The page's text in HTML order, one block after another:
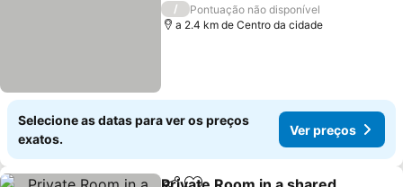
/
Pontuação não disponível
a 2.4 km de Centro da cidade
Selecione as datas para ver os preços
exatos.
Ver preços